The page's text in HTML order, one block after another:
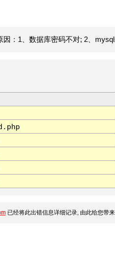
：1、数据库密码不对; 2、mysql
已经将此出错信息详细记录, 由此给您带